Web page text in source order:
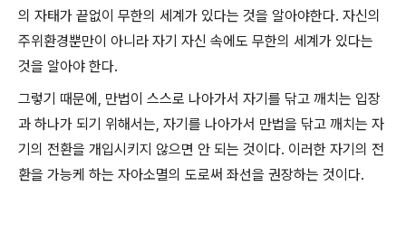
의 자태가 끝없이 무한의 세계가 있다는 것을 알아야한다. 자신의
주위환경뿐만이 아니라 자기 자신 속에도 무한의 세계가 있다는
것을 알아야 한다.
그렇기 때문에, 만법이 스스로 나아가서 자기를 닦고 깨치는 입장
과 하나가 되기 위해서는, 자기를 나아가서 만법을 닦고 깨치는 자
기의 전환을 개입시키지 않으면 안 되는 것이다. 이러한 자기의 전
환을 가능케 하는 자아소멸의 도로써 좌선을 권장하는 것이다.